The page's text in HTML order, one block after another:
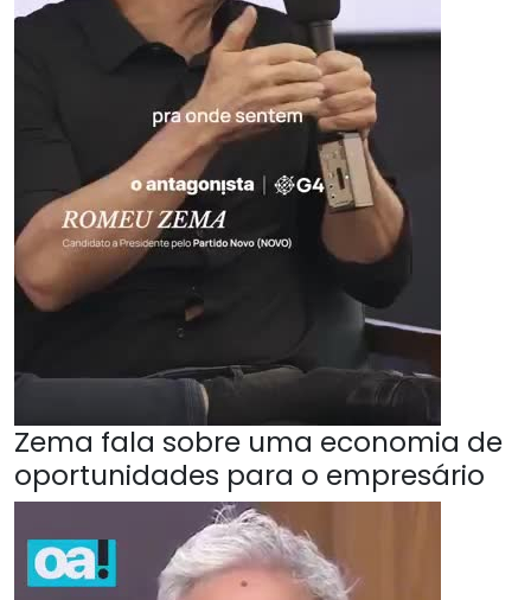
Zema fala sobre uma economia de
oportunidades para o empresário